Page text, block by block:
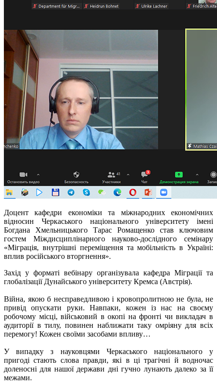
Доцент кафедри економіки та міжнародних економічних
відносин Черкаського національного університету імені
Богдана Хмельницького Тарас Ромащенко став ключовим
гостем Міждисциплінарного науково-дослідного семінару
«Міграція, внутрішні переміщення та мобільність в Україні:
вплив російського вторгнення».
Захід у форматі вебінару організувала кафедра Міграції та
глобалізації Дунайського університету Кремса (Австрія).
Війна, якою б несправедливою і кровопролитною не була, не
привід опускати руки. Навпаки, кожен із нас на своєму
робочому місці, військовий в окопі на фронті чи викладач в
аудиторії в тилу, повинен наближати таку омріяну для всіх
перемогу! Кожен своїми засобами впливу…
У випадку з науковцями Черкаського національного у
пригоді стають слова правди, які в ці трагічні й водночас
доленосні для нашої держави дні гучно лунають далеко за її
межами.